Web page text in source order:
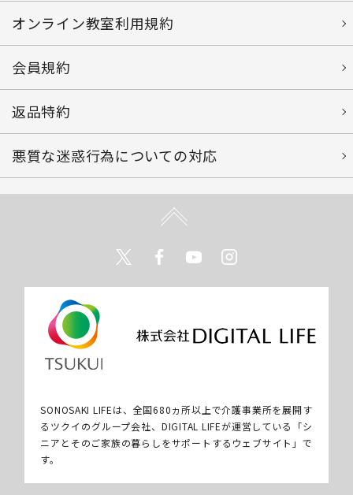
オンライン教室利用規約
会員規約
返品特約
悪質な迷惑行為についての対応
TwitterFacebookYoutube
SONOSAKI LIFEは、全国680ヵ所以上で介護事業所を展開す
るツクイのグループ会社、DIGITAL LIFEが運営している「シ
ニアとそのご家族の暮らしをサポートするウェブサイト」で
す。